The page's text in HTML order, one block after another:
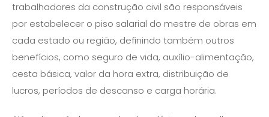
trabalhadores da construção civil são responsáveis
por estabelecer o piso salarial do mestre de obras em
cada estado ou região, definindo também outros
benefícios, como seguro de vida, auxílio-alimentação,
cesta básica, valor da hora extra, distribuição de
lucros, períodos de descanso e carga horária.